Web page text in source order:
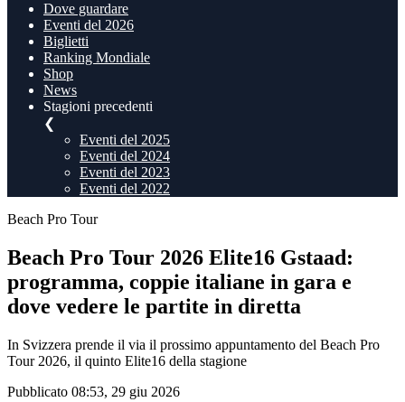
Dove guardare
Eventi del 2026
Biglietti
Ranking Mondiale
Shop
News
Stagioni precedenti
❮
Eventi del 2025
Eventi del 2024
Eventi del 2023
Eventi del 2022
Beach Pro Tour
Beach Pro Tour 2026 Elite16 Gstaad:
programma, coppie italiane in gara e
dove vedere le partite in diretta
In Svizzera prende il via il prossimo appuntamento del Beach Pro
Tour 2026, il quinto Elite16 della stagione
Pubblicato 08:53, 29 giu 2026